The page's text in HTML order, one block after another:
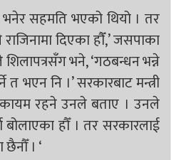
भनेर सहमति भएको थियो । तर
राजिनामा दिएका हाैँ,’ जसपाका
भने, ‘गठबन्धन भन्ने
भएन नि ।’ सरकारबाट मन्त्री
रहने उनले बताए । उनले
बोलाएका हौँ । तर सरकारलाई
। ‘